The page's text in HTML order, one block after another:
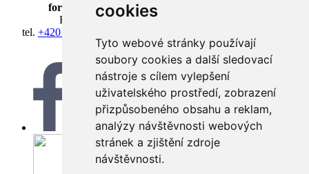
cookies
Tyto webové stránky používají
soubory cookies a další sledovací
nástroje s cílem vylepšení
uživatelského prostředí, zobrazení
přizpůsobeného obsahu a reklam,
analýzy návštěvnosti webových
stránek a zjištění zdroje
návštěvnosti.
fortna
| Hradčanské nám. 3/184 | 118 00 Praha 1
Klášter Hradčany Řádu bosých karmelitánů
tel. +420 603 428 601
fortna@fortna.eu
Facebook